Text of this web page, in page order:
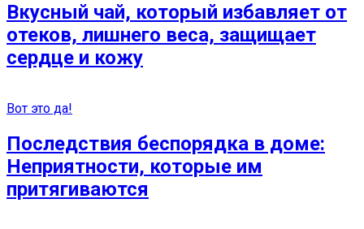
Вкусный чай, который избавляет от
отеков, лишнего веса, защищает
сердце и кожу
Вот это да!
Последствия беспорядка в доме:
Неприятности, которые им
притягиваются